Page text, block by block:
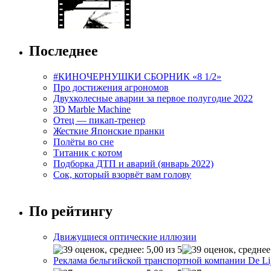
Последнее
#КИНОЧЕРНУШКИ СБОРНИК «8 1/2»
Про достижения агрономов
Двухколесные аварии за первое полугодие 2022
3D Marble Machine
Отец — пикап-тренер
Жесткие Японские пранки
Полёты во сне
Титаник с котом
Подборка ДТП и аварий (январь 2022)
Сок, который взорвёт вам голову
По рейтингу
Движущиеся оптические иллюзии
Реклама бельгийской транспортной компании De